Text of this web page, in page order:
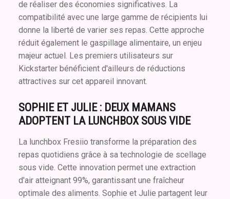
de réaliser des économies significatives. La
compatibilité avec une large gamme de récipients lui
donne la liberté de varier ses repas. Cette approche
réduit également le gaspillage alimentaire, un enjeu
majeur actuel. Les premiers utilisateurs sur
Kickstarter bénéficient d'ailleurs de réductions
attractives sur cet appareil innovant.
SOPHIE ET JULIE : DEUX MAMANS
ADOPTENT LA LUNCHBOX SOUS VIDE
La lunchbox Fresiio transforme la préparation des
repas quotidiens grâce à sa technologie de scellage
sous vide. Cette innovation permet une extraction
d'air atteignant 99%, garantissant une fraîcheur
optimale des aliments. Sophie et Julie partagent leur